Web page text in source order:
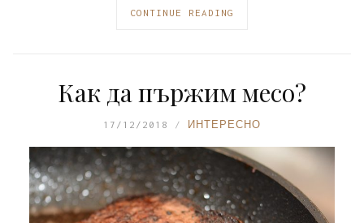
CONTINUE READING
Как да пържим месо?
17/12/2018 ИНТЕРЕСНО